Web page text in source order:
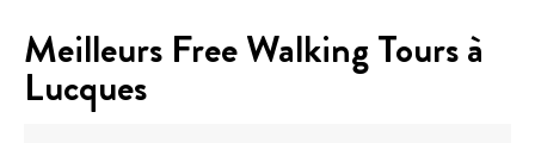
Meilleurs Free Walking Tours à
Lucques